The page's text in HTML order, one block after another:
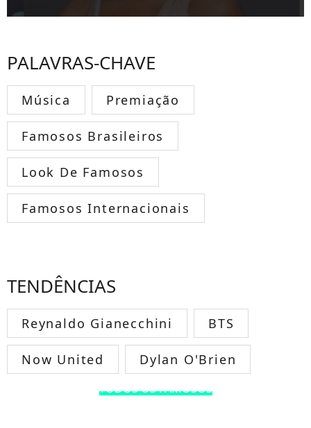
PALAVRAS-CHAVE
Música Premiação
Famosos Brasileiros
Look De Famosos
Famosos Internacionais
TENDÊNCIAS
Reynaldo Gianecchini BTS
Now United Dylan O'Brien
TODOS OS FAMOSOS